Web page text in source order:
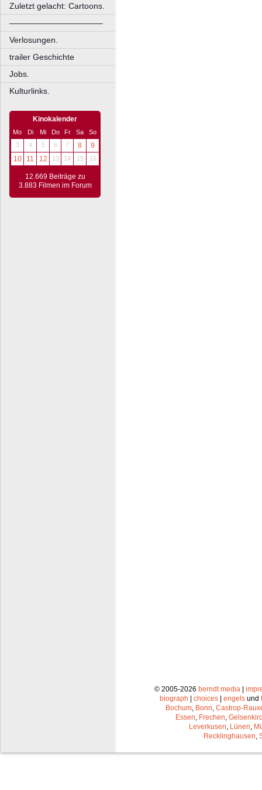
Zuletzt gelacht: Cartoons.
––––––––––––––––––––
Verlosungen.
trailer Geschichte
Jobs.
Kulturlinks.
Kinokalender
Mo Di Mi Do Fr Sa
So
3
4 5 6 7 8
9
10
11 12 13 14 15 16
12.669 Beiträge zu
3.883 Filmen im Forum
© 2005-2026 berndt media |
biograph | choices | engels und
Bochum Bonn Castrop-
Essen Frechen
Leverkusen Lünen
Recklinghausen